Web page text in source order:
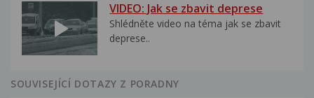
VIDEO: Jak se zbavit deprese
Shlédněte video na téma jak se zbavit
deprese..
SOUVISEJÍCÍ DOTAZY Z PORADNY